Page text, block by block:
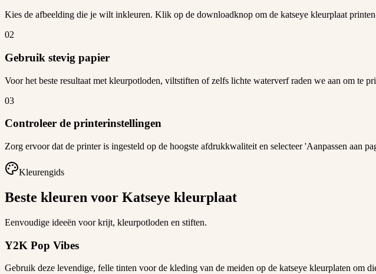
Kies de afbeelding die je wilt inkleuren. Klik op de downloadknop om de katseye kleurplaat
02
Gebruik stevig papier
Voor het beste resultaat met kleurpotloden, viltstiften of zelfs lichte waterverf raden we aan om te
03
Controleer de printerinstellingen
Zorg ervoor dat de printer is ingesteld op de hoogste afdrukkwaliteit en selecteer 'Aanpassen aan
Kleurengids
Beste kleuren voor Katseye kleurplaat
Eenvoudige ideeën voor krijt, kleurpotloden en stiften.
Y2K Pop Vibes
Gebruik deze levendige, felle tinten voor de kleding van de meiden op de katseye kleurplaten om